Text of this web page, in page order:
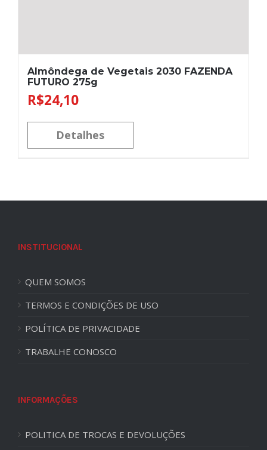
Almôndega de Vegetais 2030 FAZENDA
FUTURO 275g
R$24,10
Detalhes
INSTITUCIONAL
QUEM SOMOS
TERMOS E CONDIÇÕES DE USO
POLÍTICA DE PRIVACIDADE
TRABALHE CONOSCO
INFORMAÇÕES
POLITICA DE TROCAS E DEVOLUÇÕES